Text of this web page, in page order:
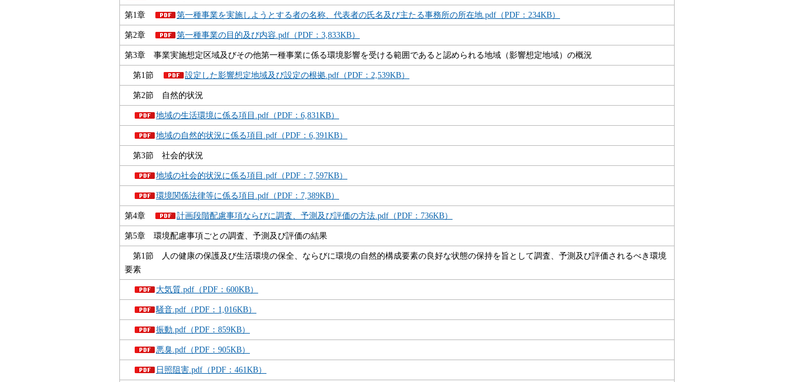
第1章 第一種事業を実施しようとする者の名称、代表者の氏名及び主たる事務所の所在地.pdf（PDF：234KB）
第2章 第一種事業の目的及び内容.pdf（PDF：3,833KB）
第3章 事業実施想定区域及びその他第一種事業に係る環境影響を受ける範囲であると認められる地域（影響想定地域）の概況
第1節 設定した影響想定地域及び設定の根拠.pdf（PDF：2,539KB）
第2節 自然的状況
地域の生活環境に係る項目.pdf（PDF：6,831KB）
地域の自然的状況に係る項目.pdf（PDF：6,391KB）
第3節 社会的状況
地域の社会的状況に係る項目.pdf（PDF：7,597KB）
環境関係法律等に係る項目.pdf（PDF：7,389KB）
第4章 計画段階配慮事項ならびに調査、予測及び評価の方法.pdf（PDF：736KB）
第5章 環境配慮事項ごとの調査、予測及び評価の結果
第1節 人の健康の保護及び生活環境の保全、ならびに環境の自然的構成要素の良好な状態の保持を旨として調査、予測及び評価されるべき環境
要素
大気質.pdf（PDF：600KB）
騒音.pdf（PDF：1,016KB）
振動.pdf（PDF：859KB）
悪臭.pdf（PDF：905KB）
日照阻害.pdf（PDF：461KB）